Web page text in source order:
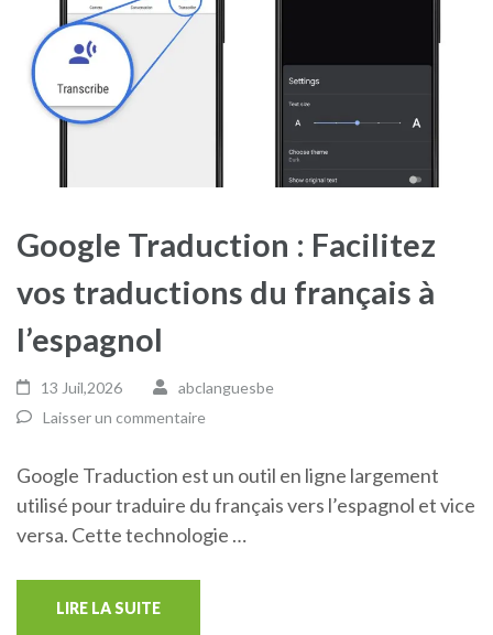
Google Traduction : Facilitez
vos traductions du français à
l’espagnol
13 Juil,2026
abclanguesbe
Laisser un commentaire
Google Traduction est un outil en ligne largement
utilisé pour traduire du français vers l’espagnol et vice
versa. Cette technologie …
LIRE LA SUITE